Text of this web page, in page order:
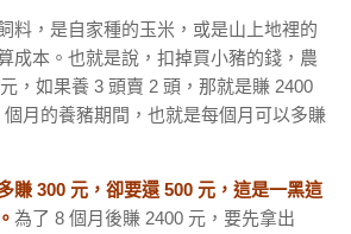
料，是自家種的玉米，或是山上地裡的
成本。也就是說，扣掉買小豬的錢，農
，如果養 3 頭賣 2 頭，那就是賺 2400
個月的養豬期間，也就是每個月可以多賺
賺 300 元，卻要還 500 元，這是一黑這
為了 8 個月後賺 2400 元，要先拿出